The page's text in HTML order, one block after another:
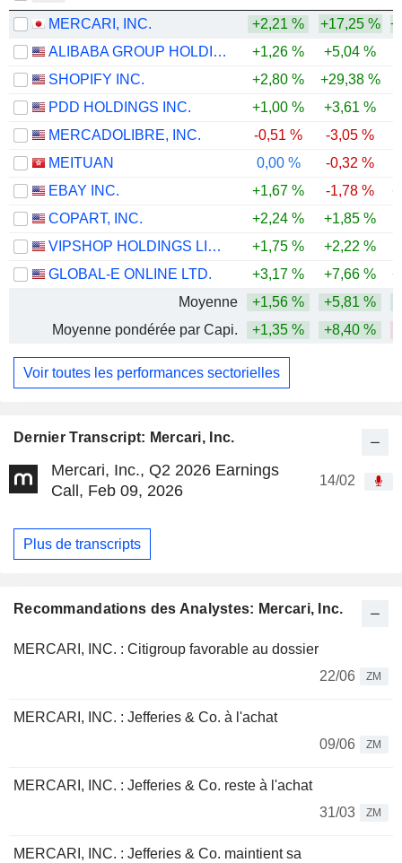
Dernier Transcript: Mercari, Inc.
Mercari, Inc., Q2 2026 Earnings
Call, Feb 09, 2026
14/02
Plus de transcripts
Recommandations des Analystes: Mercari, Inc.
MERCARI, INC. : Citigroup favorable au dossier
22/06
ZM
MERCARI, INC. : Jefferies & Co. à l'achat
09/06
ZM
MERCARI, INC. : Jefferies & Co. reste à l'achat
31/03
ZM
MERCARI, INC. : Jefferies & Co. maintient sa
MERCARI, INC. +2,21 % +17,25 %
ALIBABA GROUP HOLDING LIMITED
+1,26 % +5,04 %
SHOPIFY INC.
+2,80 % +29,38 %
PDD HOLDINGS INC.
+1,00 % +3,61 %
MERCADOLIBRE, INC.
-0,51 % -3,05 %
MEITUAN
0,00 % -0,32 %
EBAY INC.
+1,67 % -1,78 %
COPART, INC.
+2,24 % +1,85 %
VIPSHOP HOLDINGS LIMITED
+1,75 % +2,22 %
GLOBAL-E ONLINE LTD.
+3,17 % +7,66 %
Moyenne
+1,56 % +5,81 %
Moyenne pondérée par Capi.
+1,35 % +8,40 %
Voir toutes les performances sectorielles